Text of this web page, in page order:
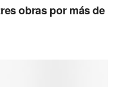
obras por más de